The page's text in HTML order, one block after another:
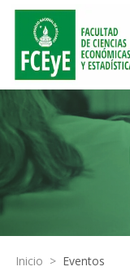
Inicio > Eventos